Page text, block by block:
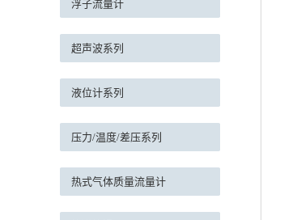
浮子流量计
超声波系列
液位计系列
压力/温度/差压系列
热式气体质量流量计